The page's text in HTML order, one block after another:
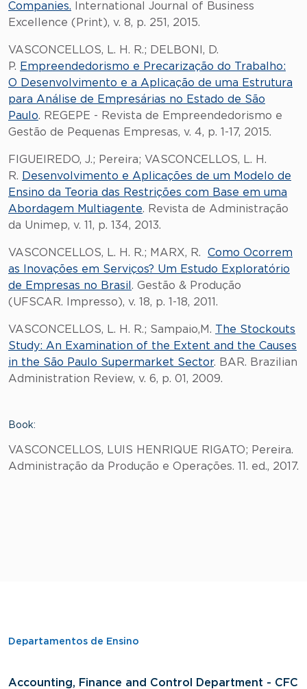
Companies. International Journal of Business
Excellence (Print), v. 8, p. 251, 2015.
VASCONCELLOS, L. H. R.; DELBONI, D.
P. Empreendedorismo e Precarização do Trabalho:
O Desenvolvimento e a Aplicação de uma Estrutura
para Análise de Empresárias no Estado de São
Paulo. REGEPE - Revista de Empreendedorismo e
Gestão de Pequenas Empresas, v. 4, p. 1-17, 2015.
FIGUEIREDO, J.; Pereira; VASCONCELLOS, L. H.
R. Desenvolvimento e Aplicações de um Modelo de
Ensino da Teoria das Restrições com Base em uma
Abordagem Multiagente. Revista de Administração
da Unimep, v. 11, p. 134, 2013.
VASCONCELLOS, L. H. R.; MARX, R. Como Ocorrem
as Inovações em Serviços? Um Estudo Exploratório
de Empresas no Brasil . Gestão & Produção
(UFSCAR. Impresso), v. 18, p. 1-18, 2011.
VASCONCELLOS, L. H. R.; Sampaio,M. The Stockouts
Study: An Examination of the Extent and the Causes
in the São Paulo Supermarket Sector. BAR. Brazilian
Administration Review, v. 6, p. 01, 2009.
Book:
VASCONCELLOS, LUIS HENRIQUE RIGATO; Pereira.
Administração da Produção e Operações. 11. ed., 2017.
Departamentos de Ensino
Accounting, Finance and Control Department - CFC